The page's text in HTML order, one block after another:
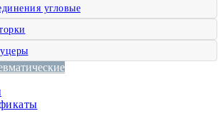
угловые